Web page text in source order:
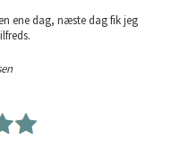
ene dag, næste dag fik jeg